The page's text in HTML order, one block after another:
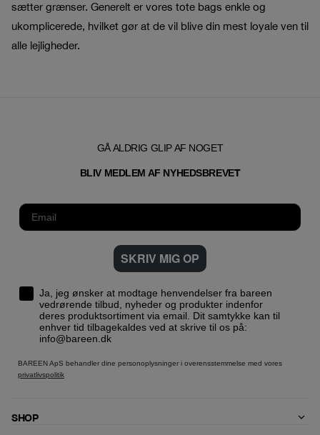
sætter grænser. Generelt er vores tote bags enkle og
ukomplicerede, hvilket gør at de vil blive din mest loyale ven til
alle lejligheder.
GÅ ALDRIG GLIP AF NOGET
BLIV MEDLEM AF NYHEDSBREVET
SKRIV MIG OP
Ja, jeg ønsker at modtage henvendelser fra bareen
vedrørende tilbud, nyheder og produkter indenfor
deres produktsortiment via email. Dit samtykke kan til
enhver tid tilbagekaldes ved at skrive til os på:
info@bareen.dk
BAREEN ApS behandler dine personoplysninger i overensstemmelse med vores
privatlivspolitik
SHOP